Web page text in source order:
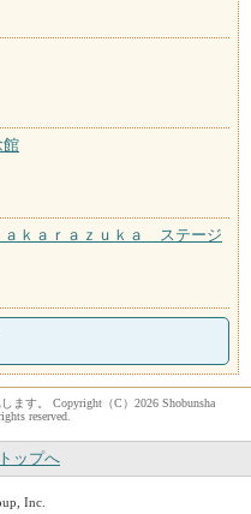
館
ｋａｒａｚｕｋａ ステージ
す。 Copyright（C）2026 Shobunsha
reserved.
ップへ
Inc.